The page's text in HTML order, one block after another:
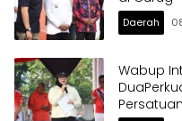
Daerah
Wabup
Persatuan